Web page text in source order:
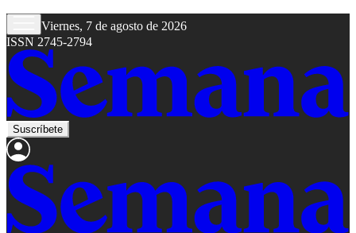
Viernes, 7 de agosto de 2026
ISSN 2745-2794
Suscríbete